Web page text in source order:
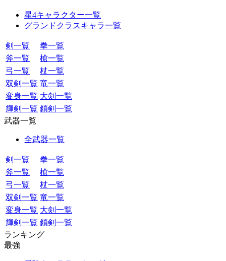
星4キャラクター一覧
グランドクラスキャラ一覧
剣一覧
拳一覧
斧一覧
槍一覧
弓一覧
杖一覧
双剣一覧 竜一覧
変身一覧 大剣一覧
輝剣一覧 鎖剣一覧
武器一覧
全武器一覧
剣一覧
拳一覧
斧一覧
槍一覧
弓一覧
杖一覧
双剣一覧 竜一覧
変身一覧 大剣一覧
輝剣一覧 鎖剣一覧
ランキング
最強